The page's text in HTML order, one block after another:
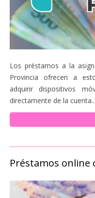
Los préstamos a la
Provincia ofrecen a
adquirir dispositivos
directamente de la cuenta...
Préstamos online